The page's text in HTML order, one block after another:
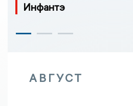
Инфантэ
АВГУСТ